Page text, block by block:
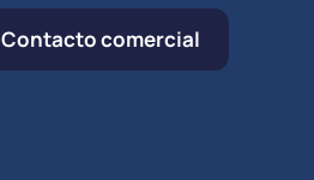
Contacto comercial